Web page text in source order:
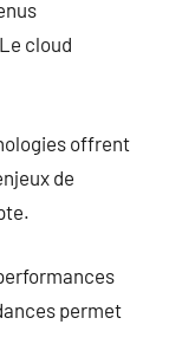
cloud
offrent
de
permet